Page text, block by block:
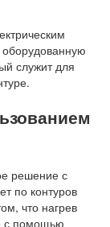
служит для
решение с
по контуров
что нагрев
с помощью